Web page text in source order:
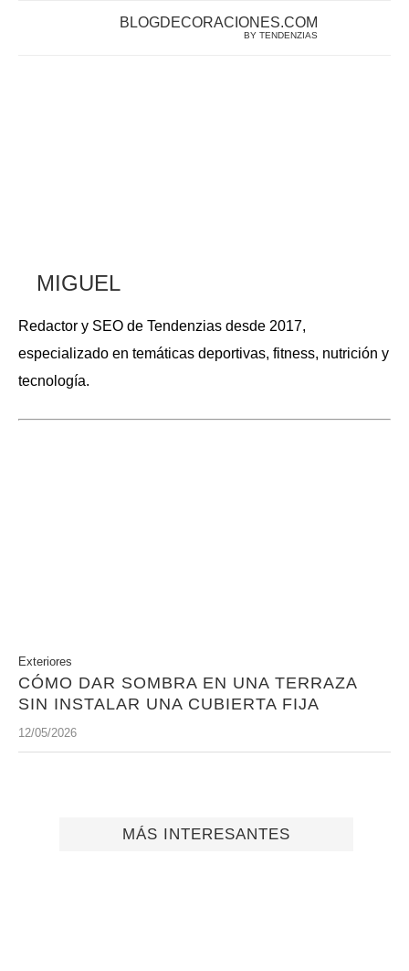
BLOGDECORACIONES.COM
BY TENDENZIAS
MIGUEL
Redactor y SEO de Tendenzias desde 2017,
especializado en temáticas deportivas, fitness, nutrición y
tecnología.
Exteriores
CÓMO DAR SOMBRA EN UNA TERRAZA
SIN INSTALAR UNA CUBIERTA FIJA
12/05/2026
MÁS INTERESANTES